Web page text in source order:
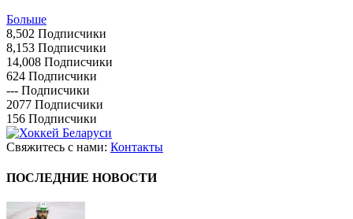
Больше
8,502 Подписчики
8,153 Подписчики
14,008 Подписчики
624 Подписчики
--- Подписчики
2077 Подписчики
156 Подписчики
Свяжитесь с нами: Контакты
ПОСЛЕДНИЕ НОВОСТИ